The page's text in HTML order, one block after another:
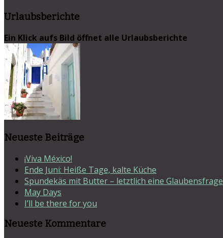
Urlaubsberichte
Ein Klick aufs Bild öffnet alle Urlaubsberichte
Neueste Beiträge
¡Viva México!
Ende Juni: Heiße Tage, kalte Küche
Spundekäs mit Butter – letztlich eine Glaubensfrage
May Days
I’ll be there for you
Neueste Kommentare